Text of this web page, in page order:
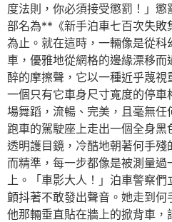
度法則，你必須接受懲罰！」
部名為**《新手泊車七百次失敗
為止。就在這時，一輛像是從
車，優雅地從網格的邊緣漂移
醉的摩擦聲，它以一種近乎蔑視
一個只有它車身尺寸寬度的停
場舞蹈，流暢、完美，且毫無任
跑車的駕駛座上走出一個全身黑
透明護目鏡，冷酷地朝著何手
而精準，每一步都像是被測量過
上。「車影大人！」泊車警察
顫抖著不敢發出聲音。她走到
他那輛垂直貼在牆上的掀背車